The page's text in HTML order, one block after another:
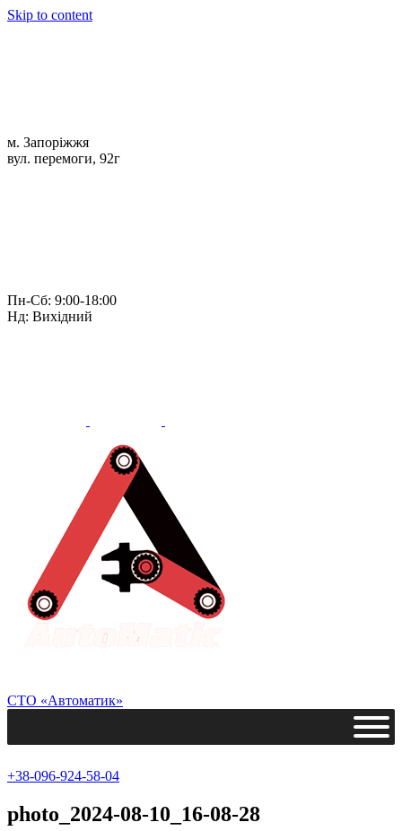
Skip to content
м. Запоріжжя
вул. перемоги, 92г
Пн-Сб: 9:00-18:00
Нд: Вихідний
СТО «Автоматик»
+38-096-924-58-04
photo_2024-08-10_16-08-28